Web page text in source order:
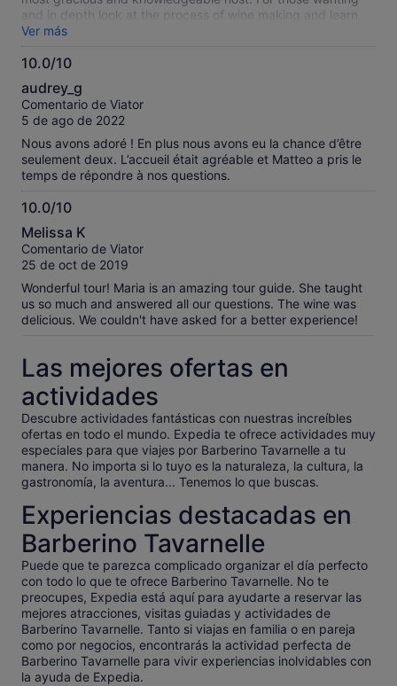
and in depth look at the process of wine making and learn
how to distinguish a good wine this is the best place to go.
Would highly recommend!
Ver más
10.0/10
10.0
sobre
10
audrey_g
Comentario de Viator
5 de ago de 2022
Nous avons adoré ! En plus nous avons eu la chance d’être
seulement deux. L’accueil était agréable et Matteo a pris le
temps de répondre à nos questions.
10.0/10
10.0
sobre
10
Melissa K
Comentario de Viator
25 de oct de 2019
Wonderful tour! Maria is an amazing tour guide. She taught
us so much and answered all our questions. The wine was
delicious. We couldn't have asked for a better experience!
Las mejores ofertas en
actividades
Descubre actividades fantásticas con nuestras increíbles
ofertas en todo el mundo. Expedia te ofrece actividades muy
especiales para que viajes por Barberino Tavarnelle a tu
manera. No importa si lo tuyo es la naturaleza, la cultura, la
gastronomía, la aventura... Tenemos lo que buscas.
Experiencias destacadas en
Barberino Tavarnelle
Puede que te parezca complicado organizar el día perfecto
con todo lo que te ofrece Barberino Tavarnelle. No te
preocupes, Expedia está aquí para ayudarte a reservar las
mejores atracciones, visitas guiadas y actividades de
Barberino Tavarnelle. Tanto si viajas en familia o en pareja
como por negocios, encontrarás la actividad perfecta de
Barberino Tavarnelle para vivir experiencias inolvidables con
la ayuda de Expedia.